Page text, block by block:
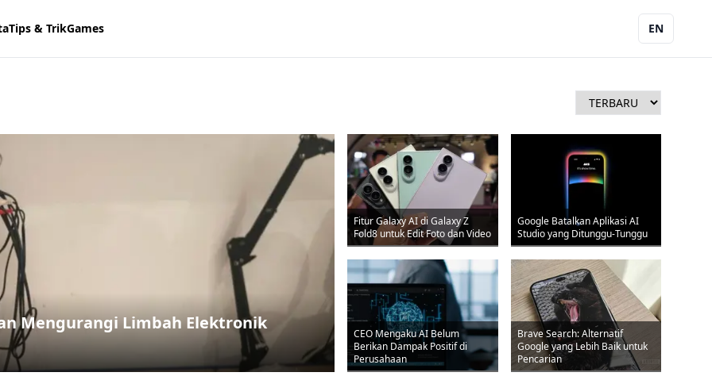
Tips & TrikGames EN
Mengurangi Limbah Elektronik
Fitur Galaxy AI di Galaxy Z
Fold8 untuk Edit Foto dan Video
Google Batalkan Aplikasi AI
Studio yang Ditunggu-Tunggu
CEO Mengaku AI Belum
Berikan Dampak Positif di
Perusahaan
Brave Search: Alternatif
Google yang Lebih Baik untuk
Pencarian